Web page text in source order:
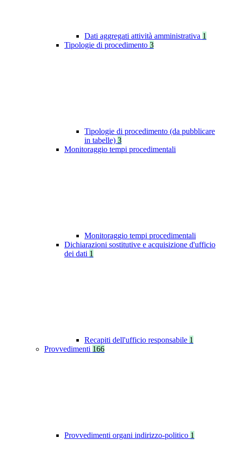
Dati aggregati attività amministrativa 1
Tipologie di procedimento 3
Tipologie di procedimento (da pubblicare
in tabelle) 3
Monitoraggio tempi procedimentali
Monitoraggio tempi procedimentali
Dichiarazioni sostitutive e acquisizione d'ufficio
dei dati 1
Recapiti dell'ufficio responsabile 1
Provvedimenti 166
Provvedimenti organi indirizzo-politico 1